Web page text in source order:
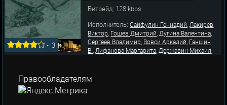
-3
Битрейд: 128 kbps
Исполнитель:Сайфулин Геннадий,Лакирев
Виктор, Гошев Дмитрий,Дугина Валентина,
Сергеев Владимир, Вовси Аркадий, Ганшин
В.,Лифанова Маргарита,Державин Михаил,
Зоя
Правообладателям